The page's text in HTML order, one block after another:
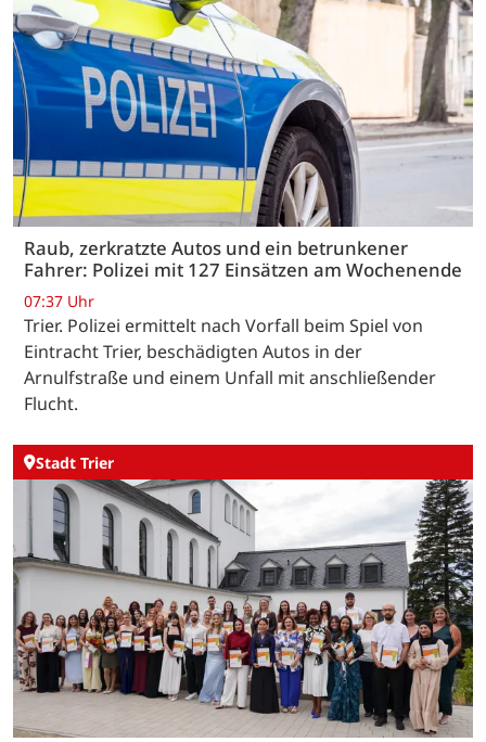
Raub, zerkratzte Autos und ein betrunkener
Fahrer: Polizei mit 127 Einsätzen am Wochenende
07:37 Uhr
Trier. Polizei ermittelt nach Vorfall beim Spiel von
Eintracht Trier, beschädigten Autos in der
Arnulfstraße und einem Unfall mit anschließender
Flucht.
Stadt Trier